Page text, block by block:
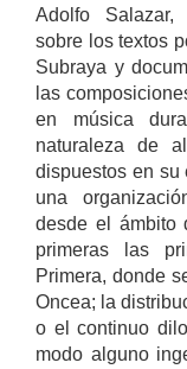
Adolfo Salazar,
sobre los textos
Subraya y
las
en música
naturaleza de
dispuestos en su
una
desde el ámbito
primeras las
Primera, donde
Oncea; la
o el continuo
modo alguno